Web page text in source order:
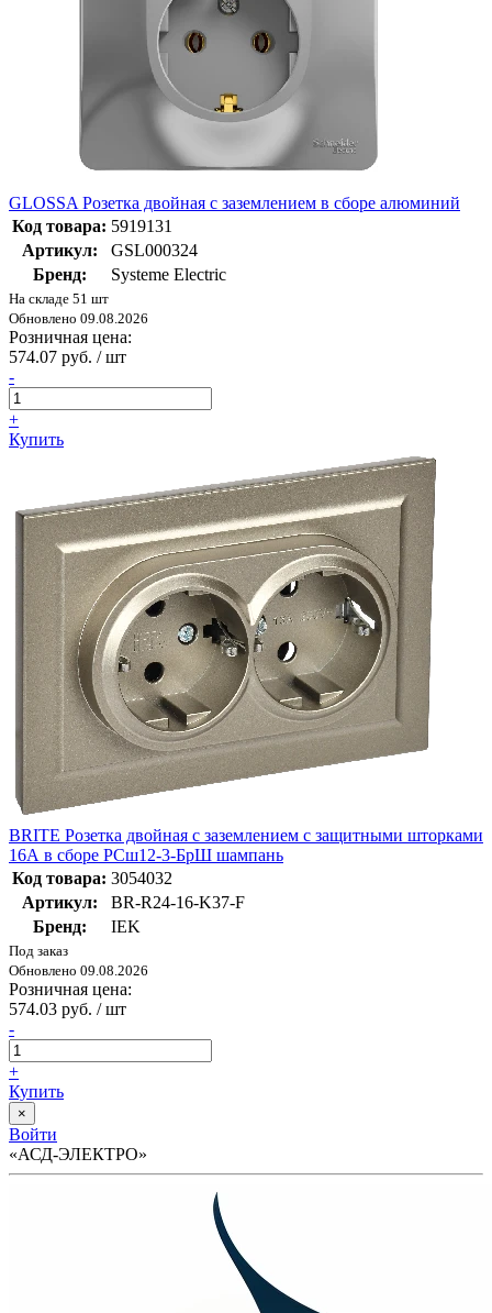
GLOSSA Розетка двойная с заземлением в сборе алюминий
Код товара: 5919131
Артикул:
GSL000324
Бренд:
Systeme Electric
На складе 51 шт
Обновлено 09.08.2026
Розничная цена:
574.07 руб. / шт
-
+
Купить
BRITE Розетка двойная с заземлением с защитными шторками
16А в сборе РСш12-3-БрШ шампань
Код товара: 3054032
Артикул:
BR-R24-16-K37-F
Бренд:
IEK
Под заказ
Обновлено 09.08.2026
Розничная цена:
574.03 руб. / шт
-
+
Купить
×
Войти
«АСД-ЭЛЕКТРО»